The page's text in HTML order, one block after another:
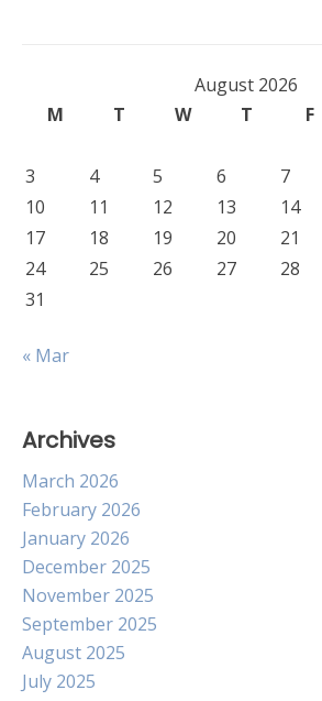
August 2026
M
T W T F
3
4 5 6 7
10
11 12 13 14
17
18 19 20 21
24
25 26 27 28
31
« Mar
Archives
March 2026
February 2026
January 2026
December 2025
November 2025
September 2025
August 2025
July 2025